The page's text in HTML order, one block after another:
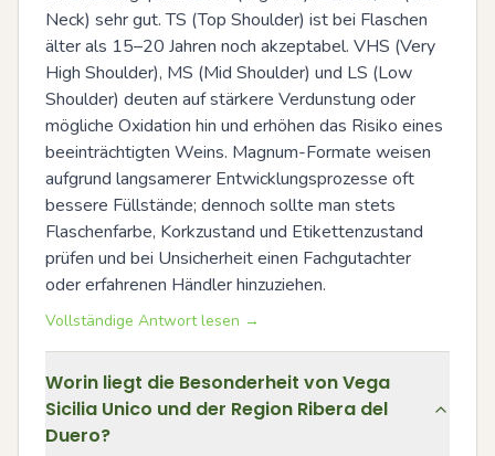
Neck) sehr gut. TS (Top Shoulder) ist bei Flaschen
älter als 15–20 Jahren noch akzeptabel. VHS (Very
High Shoulder), MS (Mid Shoulder) und LS (Low
Shoulder) deuten auf stärkere Verdunstung oder
mögliche Oxidation hin und erhöhen das Risiko eines
beeinträchtigten Weins. Magnum-Formate weisen
aufgrund langsamerer Entwicklungsprozesse oft
bessere Füllstände; dennoch sollte man stets
Flaschenfarbe, Korkzustand und Etikettenzustand
prüfen und bei Unsicherheit einen Fachgutachter
oder erfahrenen Händler hinzuziehen.
Vollständige Antwort lesen →
Worin liegt die Besonderheit von Vega
Sicilia Unico und der Region Ribera del
Duero?